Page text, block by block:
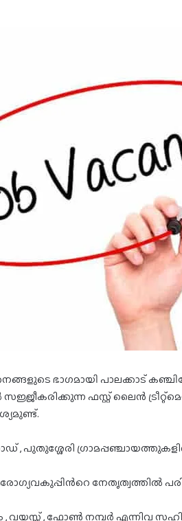
ഭാഗമായി പാലക്കാട്
ഫസ്റ്റ് ലൈൻ
, പുതുശ്ശേരി
നേതൃത്വത്തിൽ
, വയസ്സ് , ഫോൺ നമ്പർ എന്നിവ